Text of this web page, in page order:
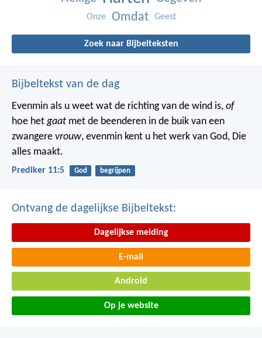
Onze Omdat Geest
Zoek naar Bijbelteksten
Bijbeltekst van de dag
Evenmin als u weet wat de richting van de wind is, of
hoe hetgaat met de beenderen in de buik van een
zwangere vrouw, evenmin kent u het werk van God, Die
alles maakt.
Prediker 11:5 God begrijpen
Ontvang de dagelijkse Bijbeltekst:
Dagelijkse melding
E-mail
Android
Op je website